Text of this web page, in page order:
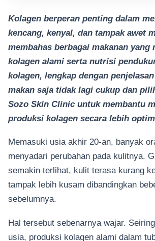
Kolagen berperan penting dalam
kencang, kenyal, dan tampak awet
membahas berbagai makanan yang
kolagen alami serta nutrisi
kolagen, lengkap dengan
makan saja tidak lagi cukup dan
Sozo Skin Clinic untuk membantu
produksi kolagen secara lebih
Memasuki usia akhir 20-an, banyak
menyadari perubahan pada kulitnya.
semakin terlihat, kulit terasa kurang
tampak lebih kusam dibandingkan
sebelumnya.
Hal tersebut sebenarnya wajar.
usia, produksi kolagen alami dalam